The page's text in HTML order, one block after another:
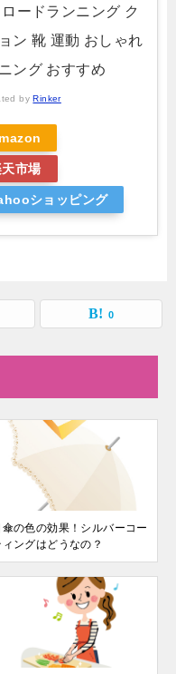
ードランニング ク
ン 靴 運動 おしゃれ
ング おすすめ
by Rinker
市場
ショッピング
0
傘の色の効果！シルバーコー
ィングはどうなの？